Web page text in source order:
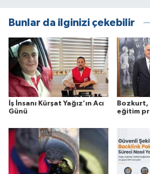
Bunlar da ilginizi çekebilir
İş İnsanı Kürşat Yağız’ın Acı
Günü
Bozkurt,
eğitim